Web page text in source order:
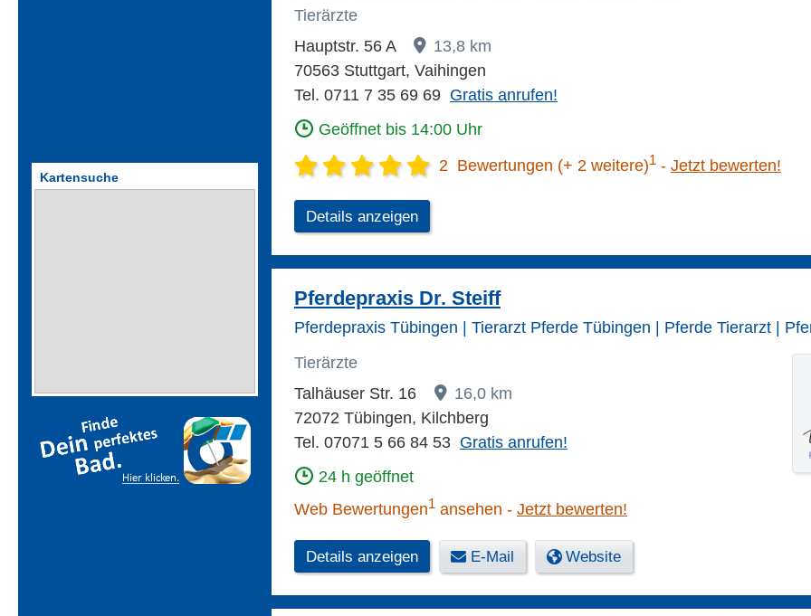
Tierärzte
Hauptstr. 56 A
13,8 km
70563 Stuttgart, Vaihingen
Tel. 0711 7 35 69 69 Gratis anrufen!
Geöffnet bis 14:00 Uhr
2 Bewertungen (+ 2 weitere)1 Jetzt bewerten!
Details anzeigen
Pferdepraxis Dr. Steiff
Pferdepraxis Tübingen | Tierarzt Pferde Tübingen | Pferde Tierarzt |
Tierärzte
Talhäuser Str. 16
16,0 km
72072 Tübingen, Kilchberg
Tel. 07071 5 66 84 53 Gratis anrufen!
24 h geöffnet
Web Bewertungen1 ansehen Jetzt bewerten!
Details anzeigen E-Mail Website
Kartensuche